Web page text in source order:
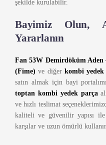
şekilde kurulabilir.
Bayimiz Olun,
Yararlanın
Fan 53W Demirdöküm
(Fime) ve diğer kombi yedek
satın almak için bayi
toptan kombi yedek parça
ve hızlı teslimat
kaliteli ve güvenilir yapısı
karşılar ve uzun ömürlü